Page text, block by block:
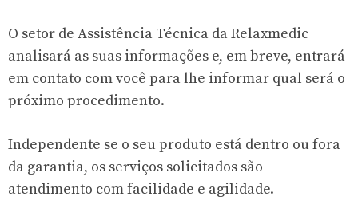
O setor de Assistência Técnica da Relaxmedic
analisará as suas informações e, em breve, entrará
em contato com você para lhe informar qual será o
próximo procedimento.
Independente se o seu produto está dentro ou fora
da garantia, os serviços solicitados são
atendimento com facilidade e agilidade.